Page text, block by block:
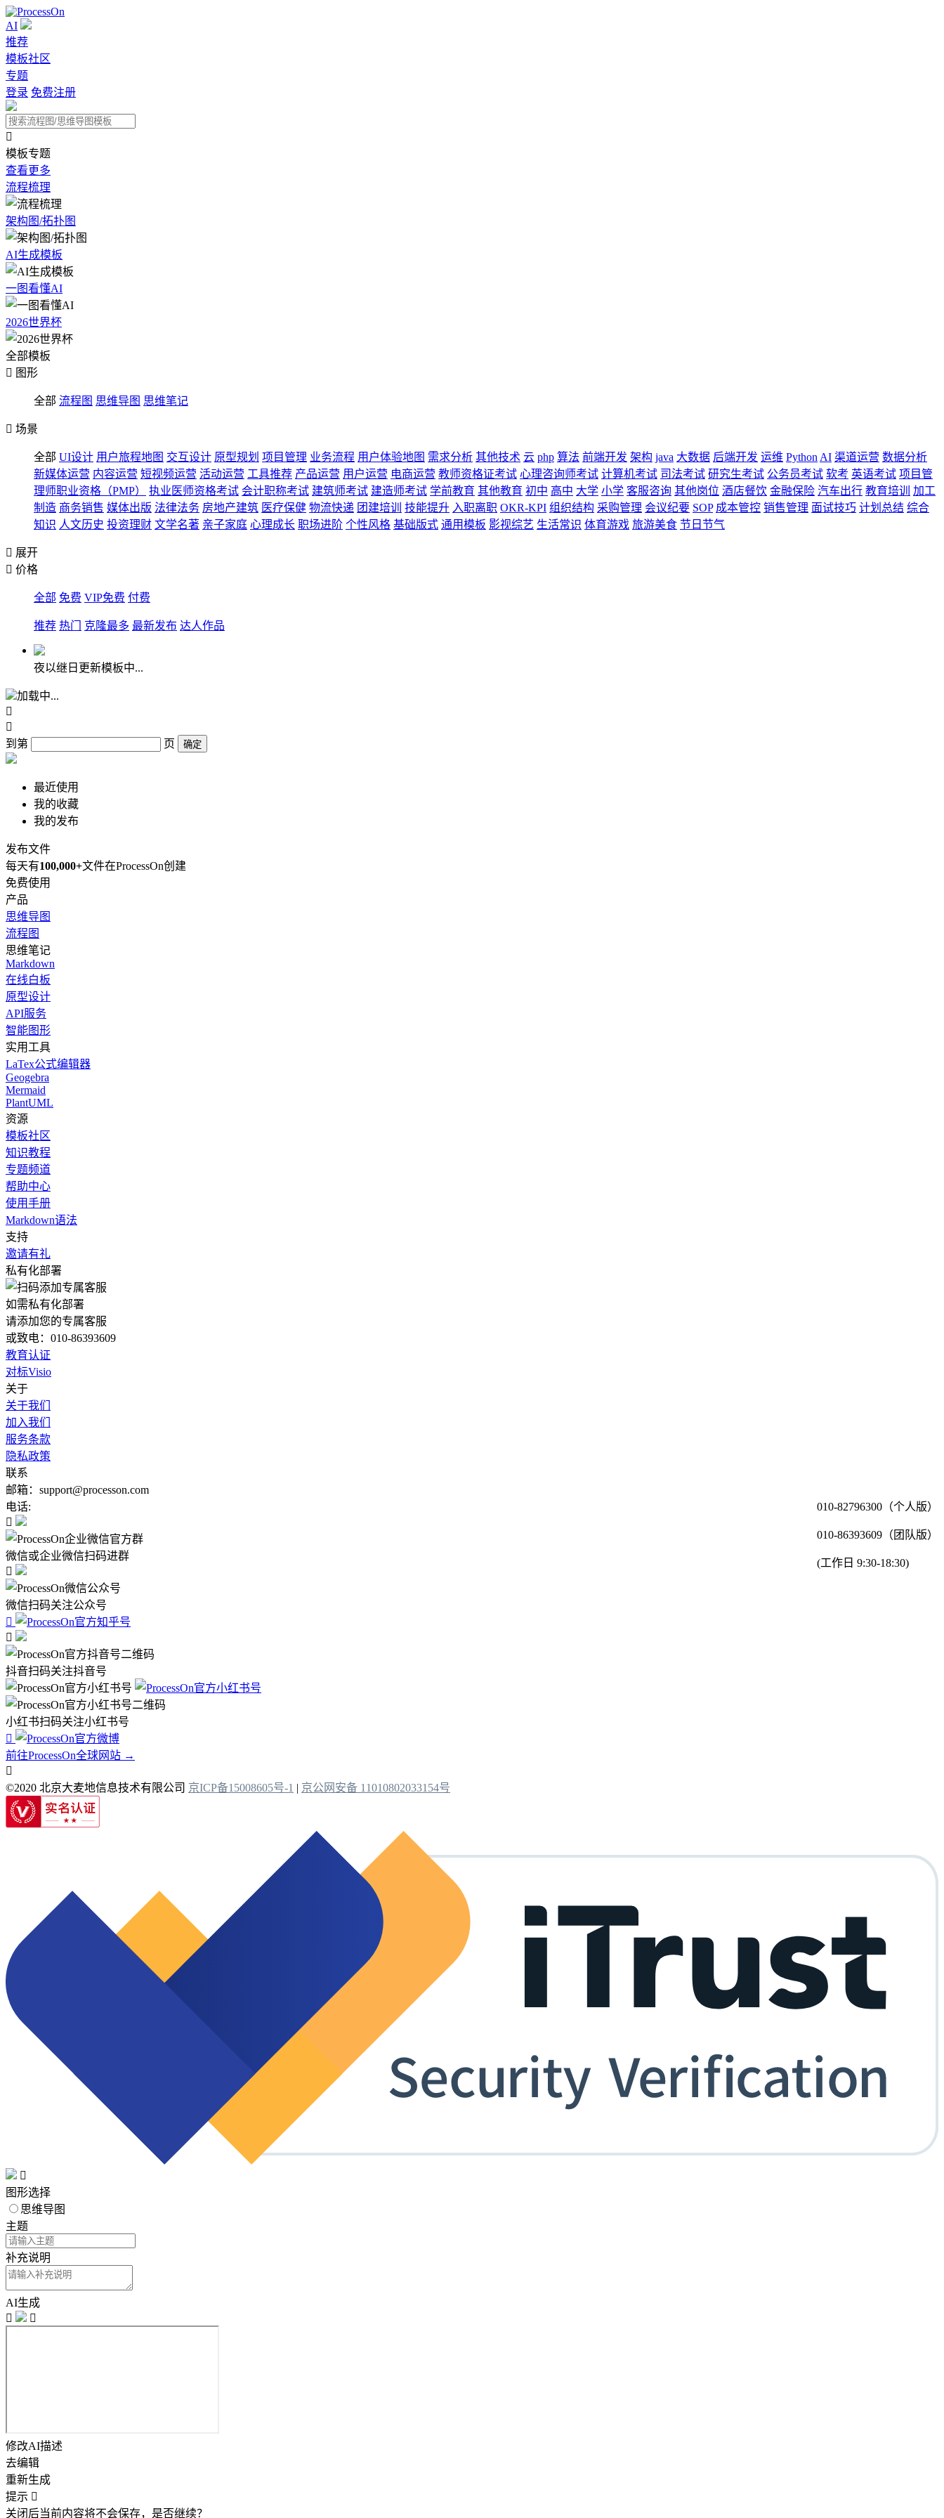
AI
推荐
模板社区
专题
登录 免费注册

模板专题
查看更多
流程梳理
架构图/拓扑图
AI生成模板
一图看懂AI
2026世界杯
全部模板
 图形
全部 流程图 思维导图 思维笔记
 场景
全部 UI设计 用户旅程地图 交互设计 原型规划 项目管理 业务流程 用户体验地图 需求分析 其他技术 云 php 算法 前端开发 架构 java 大数据 后端开发 运维 Python AI 渠道运营 数据分析
新媒体运营 内容运营 短视频运营 活动运营 工具推荐 产品运营 用户运营 电商运营 教师资格证考试 心理咨询师考试 计算机考试 司法考试 研究生考试 公务员考试 软考 英语考试 项目管
理师职业资格（PMP）
执业医师资格考试 会计职称考试 建筑师考试 建造师考试 学前教育 其他教育 初中 高中 大学 小学 客服咨询 其他岗位 酒店餐饮 金融保险 汽车出行 教育培训
加工
制造 商务销售 媒体出版 法律法务 房地产建筑 医疗保健 物流快递 团建培训 技能提升 入职离职 OKR-KPI 组织结构 采购管理 会议纪要 SOP 成本管控 销售管理 面试技巧 计划总结 综合
知识 人文历史 投资理财 文学名著 亲子家庭 心理成长 职场进阶 个性风格 基础版式 通用模板 影视综艺 生活常识 体育游戏 旅游美食 节日节气
 展开
 价格
全部 免费 VIP免费 付费
推荐 热门 克隆最多 最新发布 达人作品
夜以继日更新模板中...
加载中...


到第
页 确定
最近使用
我的收藏
我的发布
发布文件
每天有100,000+文件在ProcessOn创建
免费使用
产品
思维导图
流程图
思维笔记
Markdown
在线白板
原型设计
API服务
智能图形
实用工具
LaTex公式编辑器
Geogebra
Mermaid
PlantUML
资源
模板社区
知识教程
专题频道
帮助中心
使用手册
Markdown语法
支持
邀请有礼
私有化部署
如需私有化部署
请添加您的专属客服
或致电：010-86393609
教育认证
对标Visio
关于
关于我们
加入我们
服务条款
隐私政策
联系
邮箱：support@processon.com
电话:
010-82796300（个人版）
010-86393609（团队版）
(工作日 9:30-18:30)

微信或企业微信扫码进群

微信扫码关注公众号


抖音扫码关注抖音号
小红书扫码关注小红书号

前往ProcessOn全球网站 →

©2020 北京大麦地信息技术有限公司 京ICP备15008605号-1 | 京公网安备 11010802033154号

图形选择
思维导图
主题
补充说明
AI生成


修改AI描述
去编辑
重新生成
提示 
关闭后当前内容将不会保存，是否继续？